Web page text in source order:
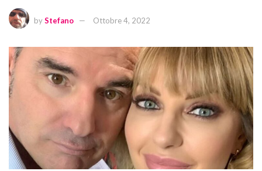
byStefano Ottobre 4, 2022